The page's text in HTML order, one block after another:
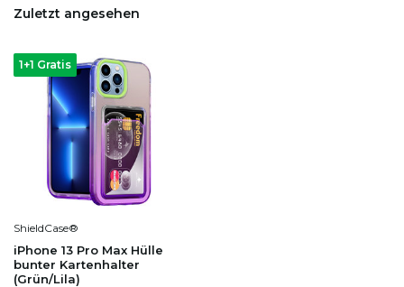
Zuletzt angesehen
1+1 Gratis
ShieldCase®
iPhone 13 Pro Max Hülle
bunter Kartenhalter
(Grün/Lila)